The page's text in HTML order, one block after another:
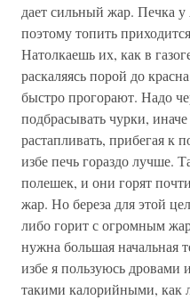
дает сильный жар. Печка у
поэтому топить
Натолкаешь их, как в
раскаляясь порой до
быстро прогорают. Надо
подбрасывать чурки,
растапливать, прибегая
избе печь гораздо лучше.
полешек, и они горят
жар. Но береза для этой
либо горит с огромным
нужна большая начальная
избе я пользуюсь
такими калорийными, как